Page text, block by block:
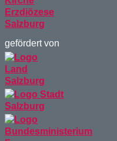
gefördert von